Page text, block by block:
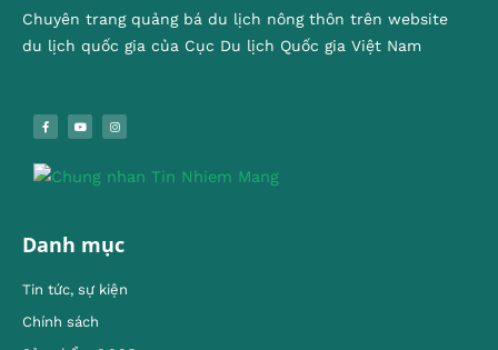
Chuyên trang quảng bá du lịch nông thôn trên website
du lịch quốc gia của Cục Du lịch Quốc gia Việt Nam
Danh mục
Tin tức, sự kiện
Chính sách